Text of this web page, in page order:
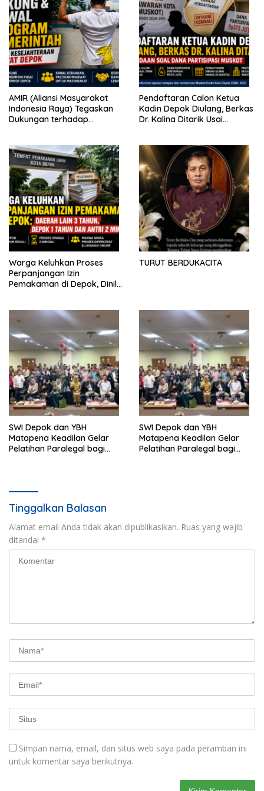
AMIR (Aliansi Masyarakat
Indonesia Raya) Tegaskan
Dukungan terhadap
Pendaftaran Calon Ketua
Kadin Depok Diulang, Berkas
Dr. Kalina Ditarik Usai
Warga Keluhkan Proses
Perpanjangan Izin
Pemakaman di Depok, Dinilai
TURUT BERDUKACITA
SWI Depok dan YBH
Matapena Keadilan Gelar
Pelatihan Paralegal bagi
SWI Depok dan YBH
Matapena Keadilan Gelar
Pelatihan Paralegal bagi
Tinggalkan Balasan
Alamat email Anda tidak akan dipublikasikan. Ruas yang wajib
ditandai *
Simpan nama, email, dan situs web saya pada peramban ini
untuk komentar saya berikutnya.